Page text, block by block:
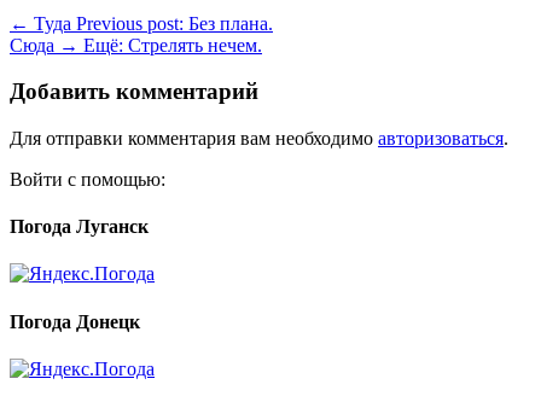
← Туда Previous post: Без плана.
Сюда → Ещё: Стрелять нечем.
Добавить комментарий
Для отправки комментария вам необходимо авторизоваться.
Войти с помощью:
Погода Луганск
Погода Донецк